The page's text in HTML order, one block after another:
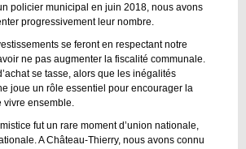
policier municipal en juin 2018, nous avons
progressivement leur nombre.
se feront en respectant notre
ne pas augmenter la fiscalité communale.
se tasse, alors que les inégalités
joue un rôle essentiel pour encourager la
ensemble.
fut un rare moment d’union nationale,
A Château-Thierry, nous avons connu